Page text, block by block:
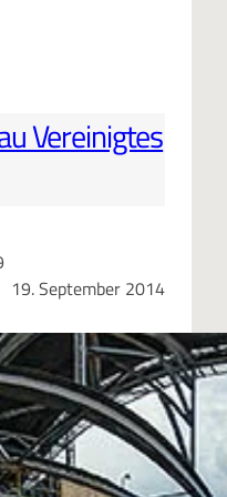
Vereinigtes
19. September 2014